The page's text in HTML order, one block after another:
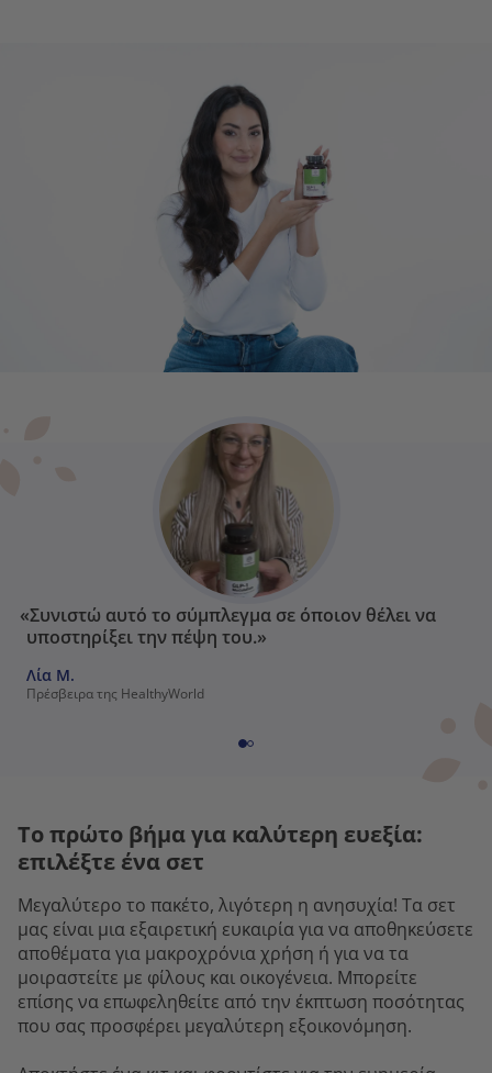
«Συνιστώ αυτό το σύμπλεγμα σε όποιον θέλει να
υποστηρίξει την πέψη του.»
Λία Μ.
Πρέσβειρα της HealthyWorld
Το πρώτο βήμα για καλύτερη ευεξία:
επιλέξτε ένα σετ
Μεγαλύτερο το πακέτο, λιγότερη η ανησυχία! Τα σετ
μας είναι μια εξαιρετική ευκαιρία για να αποθηκεύσετε
αποθέματα για μακροχρόνια χρήση ή για να τα
μοιραστείτε με φίλους και οικογένεια. Μπορείτε
επίσης να επωφεληθείτε από την έκπτωση ποσότητας
που σας προσφέρει μεγαλύτερη εξοικονόμηση.